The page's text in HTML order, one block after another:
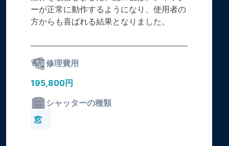
ーが正常に動作するようになり、使用者の
方からも喜ばれる結果となりました。
修理費用
195,800円
シャッターの種類
窓